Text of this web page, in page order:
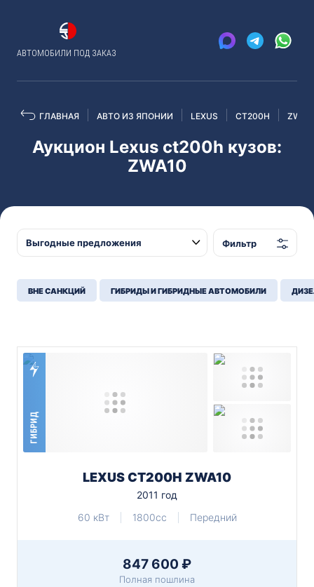
АВТОМОБИЛИ ПОД ЗАКАЗ
ГЛАВНАЯ АВТО ИЗ ЯПОНИИ LEXUS CT200H
Аукцион Lexus ct200h кузов:
ZWA10
Фильтр
ВНЕ САНКЦИЙ ГИБРИДЫ И ГИБРИДНЫЕ АВТОМОБИЛИ
ГИБРИД
LEXUS CT200H ZWA10
2011 год
60 кВт
1800cc Передний
847 600 ₽
Полная пошлина